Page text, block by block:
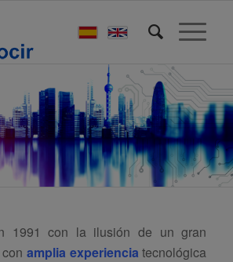
1991 con la ilusión de un gran
amplia experiencia tecnológica